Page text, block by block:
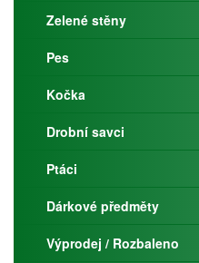
Zelené stěny
Pes
Kočka
Drobní savci
Ptáci
Dárkové předměty
Výprodej / Rozbaleno